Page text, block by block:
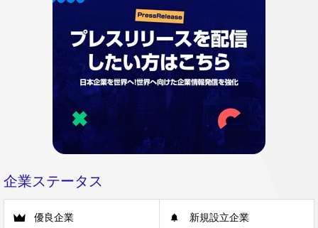
企業ステータス
優良企業 新規設立企業